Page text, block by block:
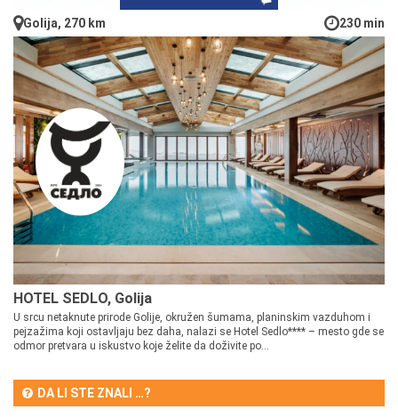
Golija, 270 km 230 min
HOTEL SEDLO, Golija
U srcu netaknute prirode Golije, okružen šumama, planinskim vazduhom i
pejzažima koji ostavljaju bez daha, nalazi se Hotel Sedlo**** – mesto gde se
odmor pretvara u iskustvo koje želite da doživite po...
DA LI STE ZNALI …?